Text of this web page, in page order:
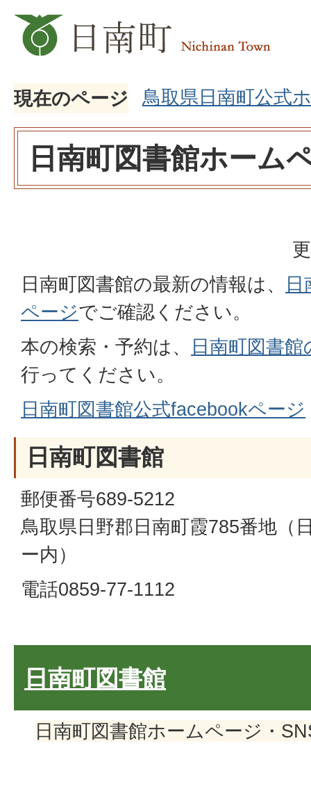
現在のページ 鳥取県日南町公式
日南町図書館ホーム
日南町図書館の最新の情報は、
日
ページでご確認ください。
本の検索・予約は、
日南町図書
行ってください。
日南町図書館公式facebookページ
日南町図書館
郵便番号689-5212
鳥取県日野郡日南町霞785番地（
ー内）
電話0859-77-1112
日南町図書館
日南町図書館ホームページ・